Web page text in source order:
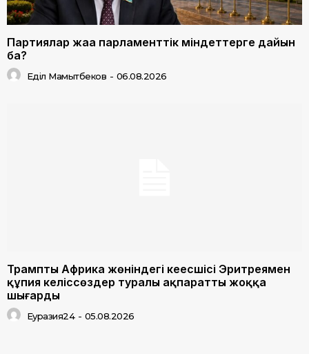
Партиялар жаңа парламенттік міндеттерге дайын
ба?
Еділ Мамытбеков - 06.08.2026
Трамптың Африка жөніндегі кеңесшісі Эритреямен
құпия келіссөздер туралы ақпаратты жоққа
шығарды
Еуразия24 - 05.08.2026